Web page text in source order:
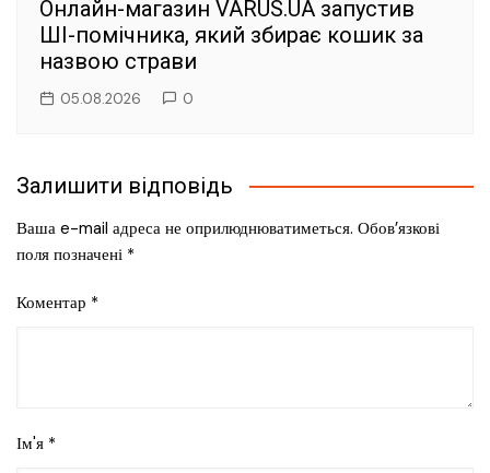
Онлайн-магазин VARUS.UA запустив
ШІ-помічника, який збирає кошик за
назвою страви
05.08.2026 0
Залишити відповідь
Ваша e-mail адреса не оприлюднюватиметься. Обов’язкові
поля позначені *
Коментар *
Ім'я *